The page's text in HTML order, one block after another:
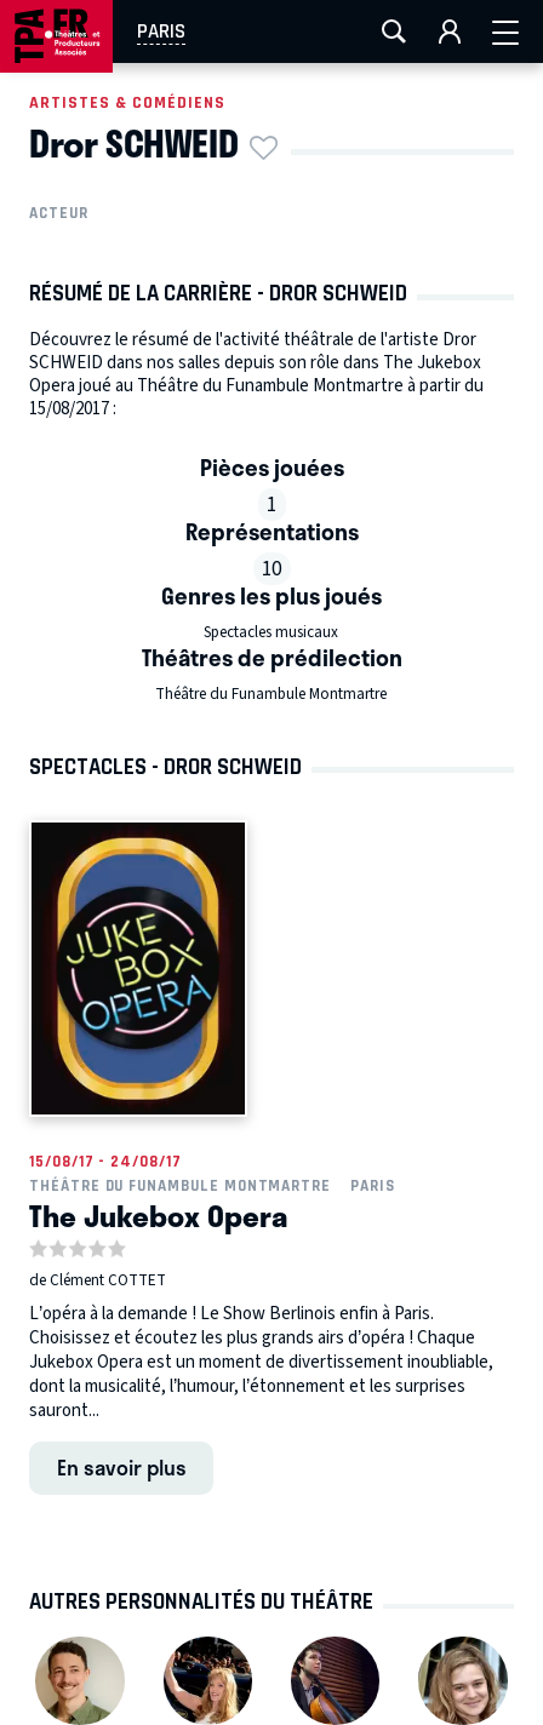
PARIS
AIX-MARSEILLE LA ROCHELLE
EN TOURNÉE
ARTISTES & COMÉDIENS
Dror SCHWEID
ACTEUR
RÉSUMÉ DE LA CARRIÈRE - DROR SCHWEID
Découvrez le résumé de l'activité théâtrale de l'artiste Dror
SCHWEID dans nos salles depuis son rôle dans The Jukebox
Opera joué au Théâtre du Funambule Montmartre à partir du
15/08/2017 :
Pièces jouées
1
Représentations
10
Genres les plus joués
Spectacles musicaux
Théâtres de prédilection
Théâtre du Funambule Montmartre
SPECTACLES - DROR SCHWEID
15/08/17 - 24/08/17
THÉÂTRE DU FUNAMBULE MONTMARTRE
PARIS
The Jukebox Opera
de Clément COTTET
L’opéra à la demande ! Le Show Berlinois enfin à Paris.
Choisissez et écoutez les plus grands airs d’opéra ! Chaque
Jukebox Opera est un moment de divertissement inoubliable,
dont la musicalité, l’humour, l’étonnement et les surprises
sauront...
En savoir plus
AUTRES PERSONNALITÉS DU THÉÂTRE